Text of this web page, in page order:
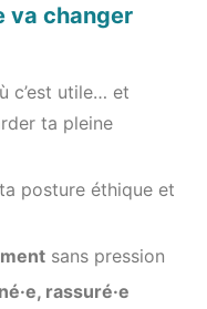
va changer
c’est utile… et
ta pleine
posture éthique et
sans pression
rassuré·e